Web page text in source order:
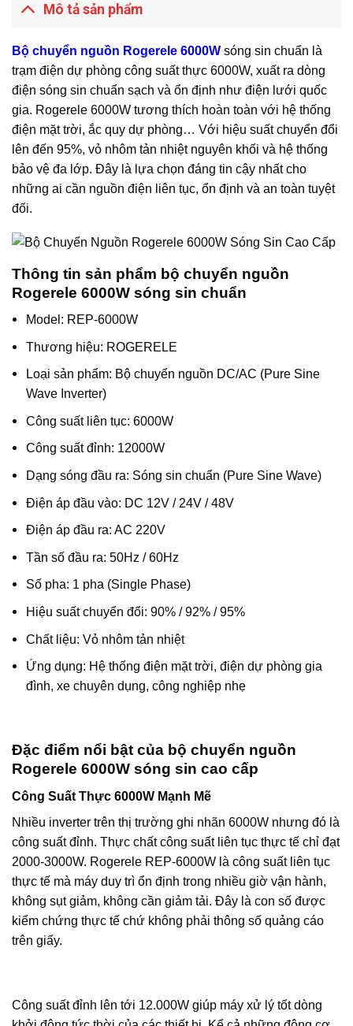
Mô tả sản phẩm
Bộ chuyển nguồn Rogerele 6000W sóng sin chuẩn là
trạm điện dự phòng công suất thực 6000W, xuất ra dòng
điện sóng sin chuẩn sạch và ổn định như điện lưới quốc
gia. Rogerele 6000W tương thích hoàn toàn với hệ thống
điện mặt trời, ắc quy dự phòng… Với hiệu suất chuyển đổi
lên đến 95%, vỏ nhôm tản nhiệt nguyên khối và hệ thống
bảo vệ đa lớp. Đây là lựa chọn đáng tin cậy nhất cho
những ai cần nguồn điện liên tục, ổn định và an toàn tuyệt
đối.
Thông tin sản phẩm bộ chuyển nguồn
Rogerele 6000W sóng sin chuẩn
Model: REP-6000W
Thương hiệu: ROGERELE
Loại sản phẩm: Bộ chuyển nguồn DC/AC (Pure Sine
Wave Inverter)
Công suất liên tục: 6000W
Công suất đỉnh: 12000W
Dạng sóng đầu ra: Sóng sin chuẩn (Pure Sine Wave)
Điện áp đầu vào: DC 12V / 24V / 48V
Điện áp đầu ra: AC 220V
Tần số đầu ra: 50Hz / 60Hz
Số pha: 1 pha (Single Phase)
Hiệu suất chuyển đổi: 90% / 92% / 95%
Chất liệu: Vỏ nhôm tản nhiệt
Ứng dụng: Hệ thống điện mặt trời, điện dự phòng gia
đình, xe chuyên dụng, công nghiệp nhẹ
Đặc điểm nổi bật của bộ chuyển nguồn
Rogerele 6000W sóng sin cao cấp
Công Suất Thực 6000W Mạnh Mẽ
Nhiều inverter trên thị trường ghi nhãn 6000W nhưng đó là
công suất đỉnh. Thực chất công suất liên tục thực tế chỉ đạt
2000-3000W. Rogerele REP-6000W là công suất liên tục
thực tế mà máy duy trì ổn định trong nhiều giờ vận hành,
không sụt giảm, không cần giảm tải. Đây là con số được
kiểm chứng thực tế chứ không phải thông số quảng cáo
trên giấy.
Công suất đỉnh lên tới 12.000W giúp máy xử lý tốt dòng